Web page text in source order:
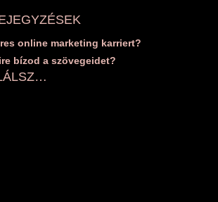
online marketing karriert?
bízod a szövegeidet?